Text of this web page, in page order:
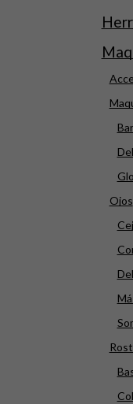
Ojos